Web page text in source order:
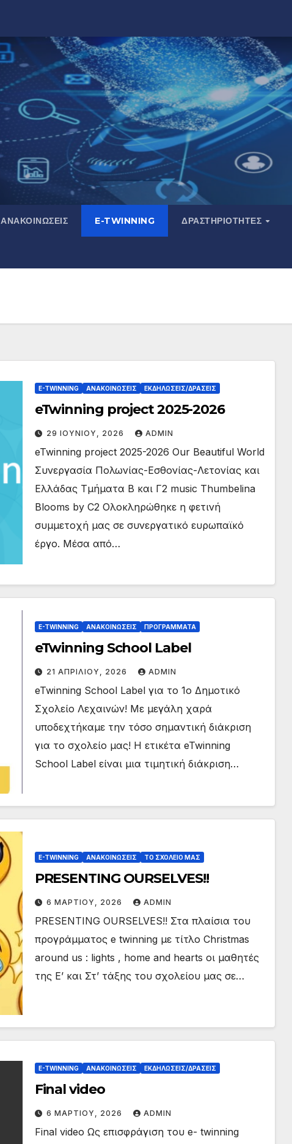
ΑΝΑΚΟΙΝΏΣΕΙΣ E-TWINNING ΔΡΑΣΤΗΡΙΌΤΗΤΕΣ
E-TWINNING ΑΝΑΚΟΙΝΏΣΕΙΣ ΕΚΔΗΛΏΣΕΙΣ/ΔΡΆΣΕΙΣ
eTwinning project 2025-2026
29 ΙΟΥΝΊΟΥ, 2026 ADMIN
eTwinning project 2025-2026 Our Beautiful World
Συνεργασία Πολωνίας-Εσθονίας-Λετονίας και
Ελλάδας Τμήματα Β και Γ2 music Thumbelina
Blooms by C2 Ολοκληρώθηκε η φετινή
συμμετοχή μας σε συνεργατικό ευρωπαϊκό
έργο. Μέσα από…
E-TWINNING ΑΝΑΚΟΙΝΏΣΕΙΣ ΠΡΟΓΡΆΜΜΑΤΑ
eTwinning School Label
21 ΑΠΡΙΛΊΟΥ, 2026 ADMIN
eTwinning School Label για το 1ο Δημοτικό
Σχολείο Λεχαινών! Με μεγάλη χαρά
υποδεχτήκαμε την τόσο σημαντική διάκριση
για το σχολείο μας! Η ετικέτα eTwinning
School Label είναι μια τιμητική διάκριση…
E-TWINNING ΑΝΑΚΟΙΝΏΣΕΙΣ ΤΟ ΣΧΟΛΕΙΟ ΜΑΣ
PRESENTING OURSELVES!!
6 ΜΑΡΤΊΟΥ, 2026 ADMIN
PRESENTING OURSELVES!! Στα πλαίσια του
προγράμματος e twinning με τίτλο Christmas
around us : lights , home and hearts οι μαθητές
της Ε’ και Στ’ τάξης του σχολείου μας σε…
E-TWINNING ΑΝΑΚΟΙΝΏΣΕΙΣ ΕΚΔΗΛΏΣΕΙΣ/ΔΡΆΣΕΙΣ
Final video
6 ΜΑΡΤΊΟΥ, 2026 ADMIN
Final video Ως επισφράγιση του e- twinning
ΕΚΔΗΛΏΣΕΙΣ/
Ενδοσ
χολικές
επιμορ
δράσει
ς
ευτικώ
ν και
γονέων
eTwin
2026